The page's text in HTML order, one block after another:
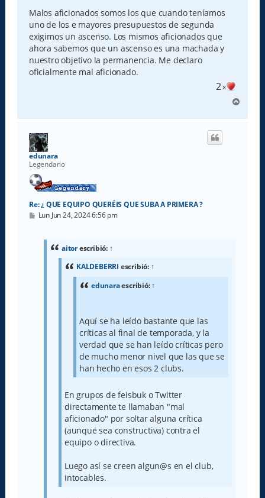
s
a
j
e
Malos aficionados somos los que cuando teníamos
uno de los e mayores presupuestos de segunda
exigimos un ascenso. Los mismos aficionados que
ahora sabemos que un ascenso es una machada y
nuestro objetivo la permanencia. Me declaro
oficialmente mal aficionado.
2x
r
edunara
Legendario
Re: ¿ QUE EQUIPO QUERÉIS QUE SUBA A PRIMERA ?
M
Lun Jun 24, 2024 6:56 pm
aitorescribió: ↑
KALDEBERRI escribió: ↑
edunaraescribió:↑
Aquí se ha leído bastante que las
críticas al final de temporada, y la
verdad que se han leído críticas pero
de mucho menor nivel que las que se
han hecho en esos 2 clubs.
En grupos de feisbuk o Twitter
directamente te llamaban "mal
aficionado" por soltar alguna crítica
(aunque sea constructiva) contra el
equipo o directiva.
Luego así se creen algun@s en el club,
intocables.